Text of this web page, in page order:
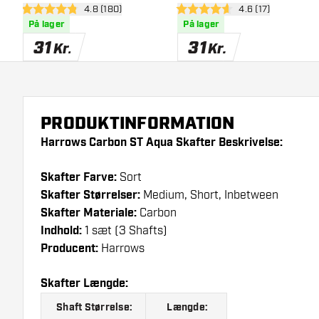
åbn anmeldelsespanel
4.8 bedømmelsesstjerner
4.8 (180)
På lager
31Kr.
åbn
4.6 bedømmelsesstjerner
4.6 (17)
På lager
31Kr.
PRODUKTINFORMATION
Harrows Carbon ST Aqua Skafter Beskrivelse:
Skafter Farve: Sort
Skafter Størrelser: Medium, Short, Inbetween
Skafter Materiale: Carbon
Indhold: 1 sæt (3 Shafts)
Producent: Harrows
Skafter Længde:
Shaft Størrelse: Længde: